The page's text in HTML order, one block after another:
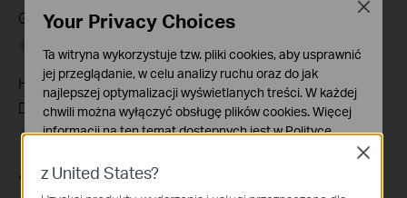
Gdzie znajdują się oznaczenia modeli produktów TP-Link?
How to Find the Serial Number (S/N) on Your TP-Link
Device
03-19-2013 489173views
Jak sprawdzić wersję sprzętową urządzenia TP-Link?
z United States?
Close
Your Privacy Choices
Ta witryna wykorzystuje tzw. pliki cookies, aby usprawnić
jej przeglądanie, w celu analizy ruchu oraz do jak
najlepszej optymalizacji wyświetlanych treści. W każdej
chwili można wyłączyć obsługę plików cookies. Więcej
informacji na ten temat dostępnych jest wPolityce
Podstawowe Cookies
Close